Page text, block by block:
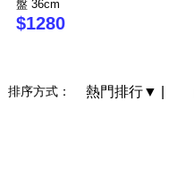
盤 36cm
$1280
排序方式： 熱門排行▼